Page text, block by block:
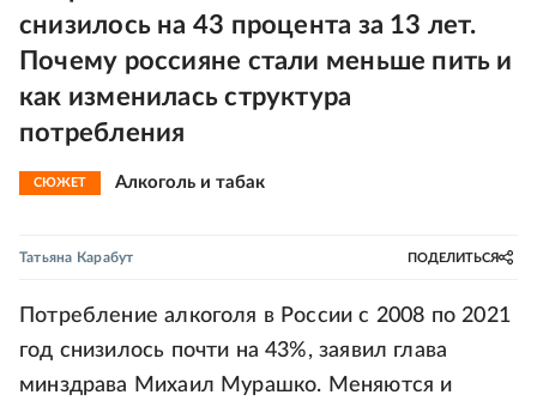
снизилось на 43 процента за 13 лет.
Почему россияне стали меньше пить и
как изменилась структура
потребления
СЮЖЕТ Алкоголь и табак
Татьяна Карабут ПОДЕЛИТЬСЯ
Потребление алкоголя в России с 2008 по 2021
год снизилось почти на 43%, заявил глава
минздрава Михаил Мурашко. Меняются и